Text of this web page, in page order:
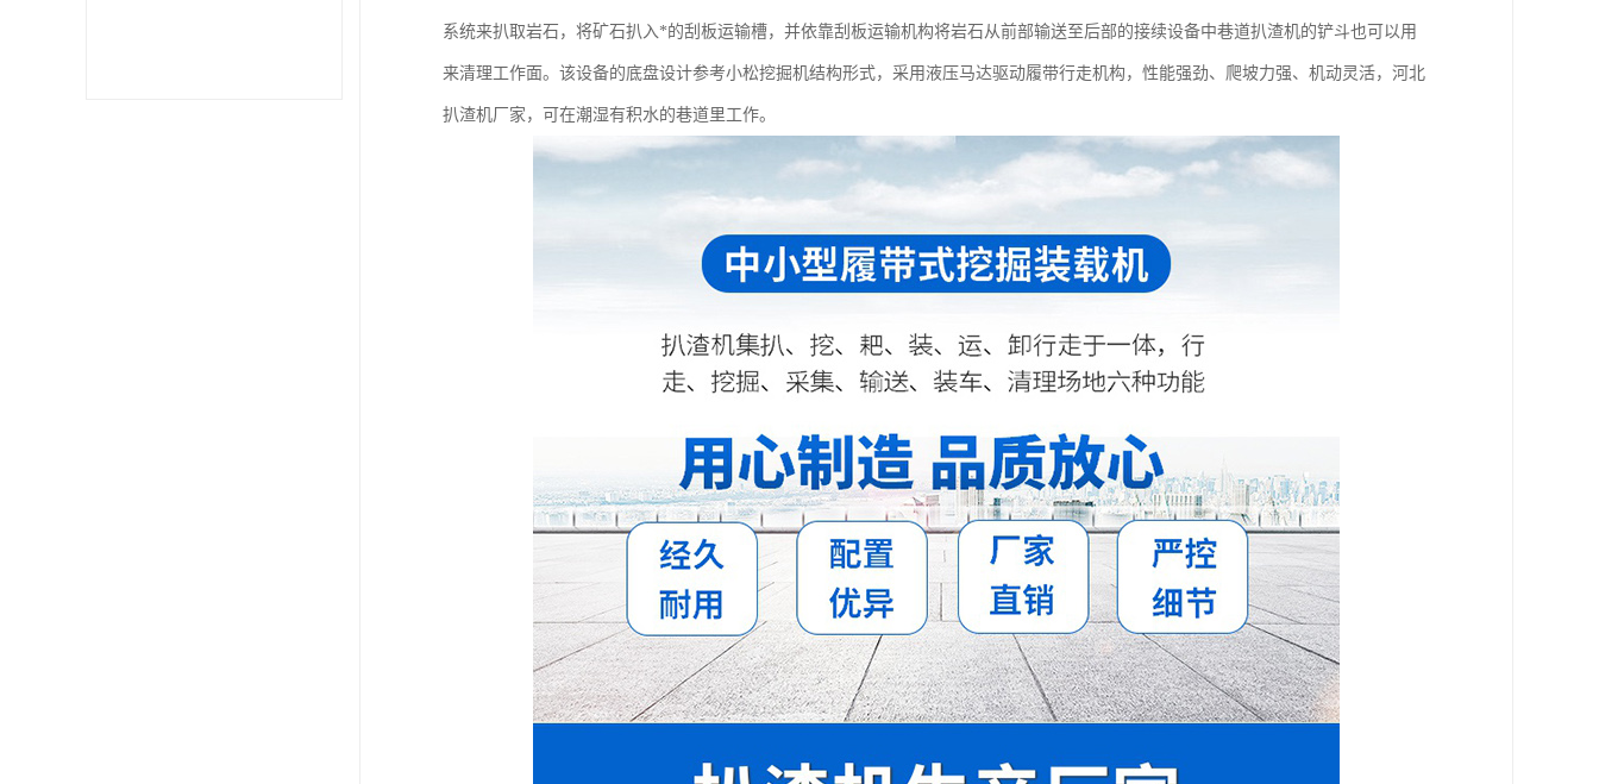
系统来扒取岩石，将矿石扒入*的刮板运输槽，并依靠刮板运输机构将岩石从前部输送至后部的接续设备中巷道扒渣机的铲斗也可以用
来清理工作面。该设备的底盘设计参考小松挖掘机结构形式，采用液压马达驱动履带行走机构，性能强劲、爬坡力强、机动灵活，河北
扒渣机厂家，可在潮湿有积水的巷道里工作。